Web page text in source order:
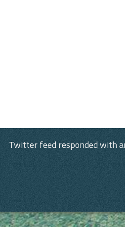
Twitter feed responded with